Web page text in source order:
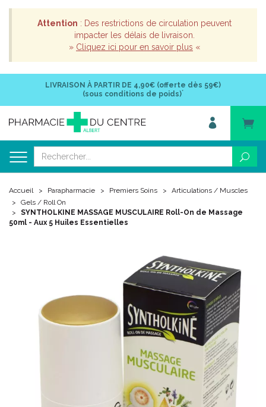
Attention : Des restrictions de circulation peuvent
impacter les délais de livraison.
» Cliquez ici pour en savoir plus «
LIVRAISON À PARTIR DE 4,90€ (offerte dès 59€)
(sous conditions de poids)*
Accueil Parapharmacie Premiers Soins
Articulations / Muscles
Gels / Roll On
SYNTHOLKINE MASSAGE MUSCULAIRE Roll-On de Massage
50ml - Aux 5 Huiles Essentielles